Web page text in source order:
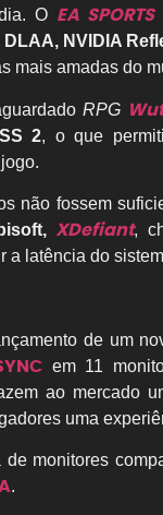
O EA
DLAA, NVIDIA
mais amadas do
RPG
2, o que
não fossem
XDefiant,
a latência do
de um
em 11
ao mercado
uma
de monitores
.